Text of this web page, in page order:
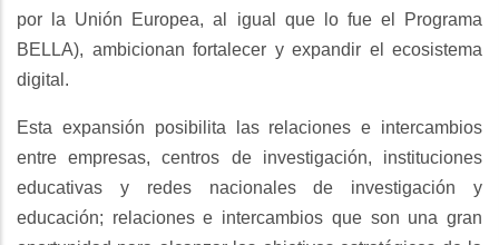
por la Unión Europea, al igual que lo fue el Programa
BELLA), ambicionan fortalecer y expandir el ecosistema
digital.
Esta expansión posibilita las relaciones e intercambios
entre empresas, centros de investigación, instituciones
educativas y redes nacionales de investigación y
educación; relaciones e intercambios que son una gran